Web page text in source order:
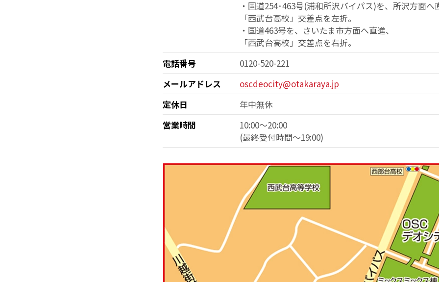
・国道254･463号(浦和所沢バイパス)を、 所沢方面へ
「西武台高校」交差点を左折。
・国道463号を、さいたま市方面へ直進、
「西武台高校」交差点を右折。
電話番号
0120-520-221
メールアドレス
oscdeocity@otakaraya.jp
定休日
年中無休
営業時間
10:00～20:00
(最終受付時間〜19:00)